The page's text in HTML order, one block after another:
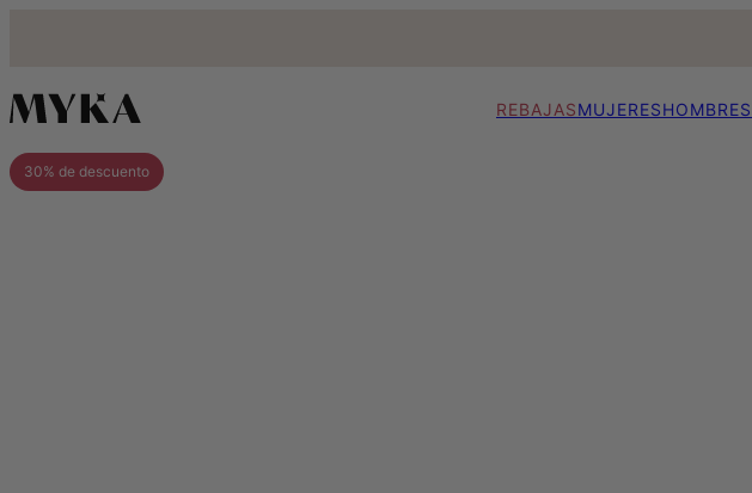
REBAJASMUJERESHOMBRES
30% de descuento